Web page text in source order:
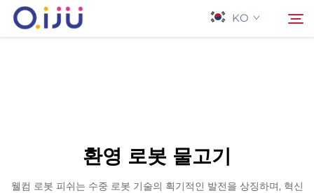
KO
환영 로봇 물고기
웰컴 로봇 피쉬는 수중 로봇 기술의 획기적인 발전을 상징하며, 혁신